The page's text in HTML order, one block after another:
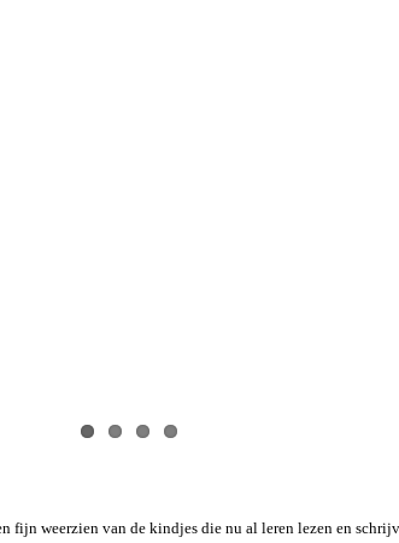
fijn weerzien van de kindjes die nu al leren lezen en